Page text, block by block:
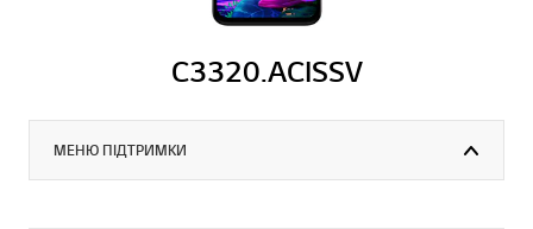
C3320.ACISSV
МЕНЮ ПІДТРИМКИ